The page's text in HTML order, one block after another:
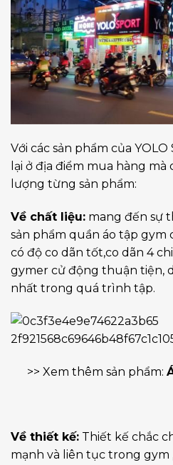
Với các sản phẩm của
lại ở địa điểm mua hàng
lượng từng sản phẩm:
Về chất liệu: mang đến sự
sản phẩm quần áo tập gym
có độ co dãn tốt,co dãn 4
gymer cử động thuận tiện,
nhất trong quá trình tập.
>> Xem thêm sản phẩm:
Về thiết kế: Thiết kế chắc
mạnh và liên tục trong